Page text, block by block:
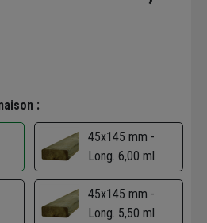
:
45x145 mm -
Long. 6,00 ml
45x145 mm -
Long. 5,50 ml